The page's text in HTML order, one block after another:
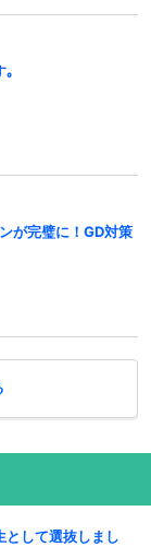
｡
が完璧に！GD対策
として選抜しまし